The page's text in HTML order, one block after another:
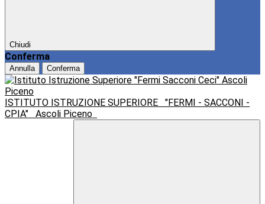
Chiudi
Conferma
Annulla Conferma
ISTITUTO ISTRUZIONE SUPERIORE
"FERMI - SACCONI -
CPIA"
Ascoli Piceno